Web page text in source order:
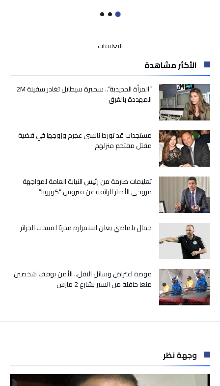
التعليقات
مليوني
حكم
أصدرتها
2020
مغلقة
الأكثر مشاهدة
“المرأة الحديدية”.. سميرة سيطايل تغادر سفينة 2M
المهددة بالغرق
مستجدات قد تورط نانسي عجرم وزوجها في قضية
مقتل مقتحم منزلهم
تعليمات صارمة من رئيس النيابة العامة لمواجهة
مروجي الأخبار الزائفة عن فيروس “كورونا”
جمال بلماضي يعلن استمراره مدربًا لمنتخب الجزائر
موضة اعتراض وسائل النقل.. الأمن يوقف شخصين
منعا حافلة من السير بشارع 2 مارس
وجهة نظر